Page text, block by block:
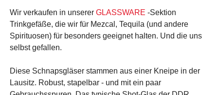
Wir verkaufen in unserer GLASSWARE -Sektion
Trinkgefäße, die wir für Mezcal, Tequila (und andere
Spirituosen) für besonders geeignet halten. Und die uns
selbst gefallen.
Diese Schnapsgläser stammen aus einer Kneipe in der
Lausitz. Robust, stapelbar - und mit ein paar